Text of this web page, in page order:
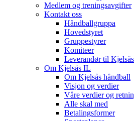
Medlem og treningsavgifter
Kontakt oss
Håndballgruppa
Hovedstyret
Gruppestyrer
Komiteer
Leverandør til
Om Kjelsås IL
Om Kjelsås håndball
Visjon og verdier
Våre verdier og
Alle skal med
Betalingsformer